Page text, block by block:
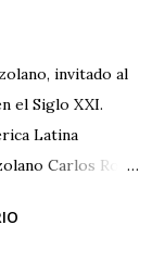
invitado al
el Siglo XXI.
Latina
Carlos Rojas
en la
El Cuerpo en